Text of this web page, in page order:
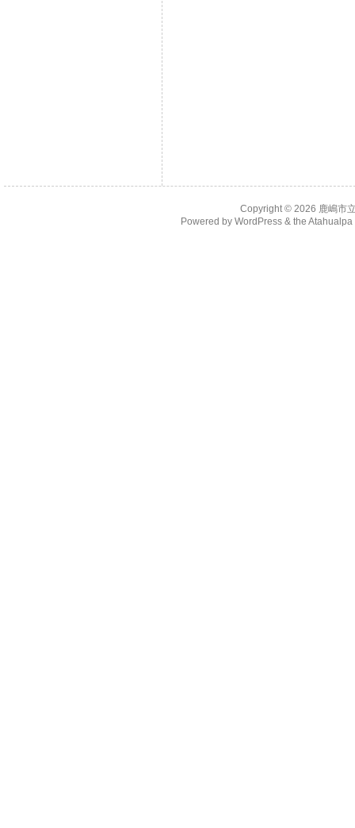
Copyright © 2026 鹿嶋市
Powered by WordPress& the Atahualpa